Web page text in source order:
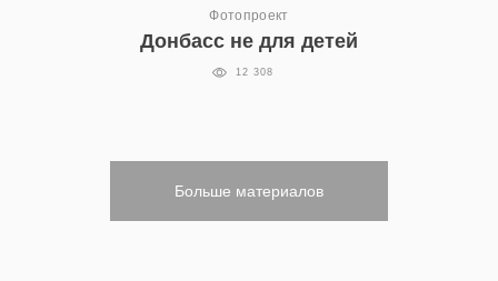
Фотопроект
Донбасс не для детей
12 308
Больше материалов